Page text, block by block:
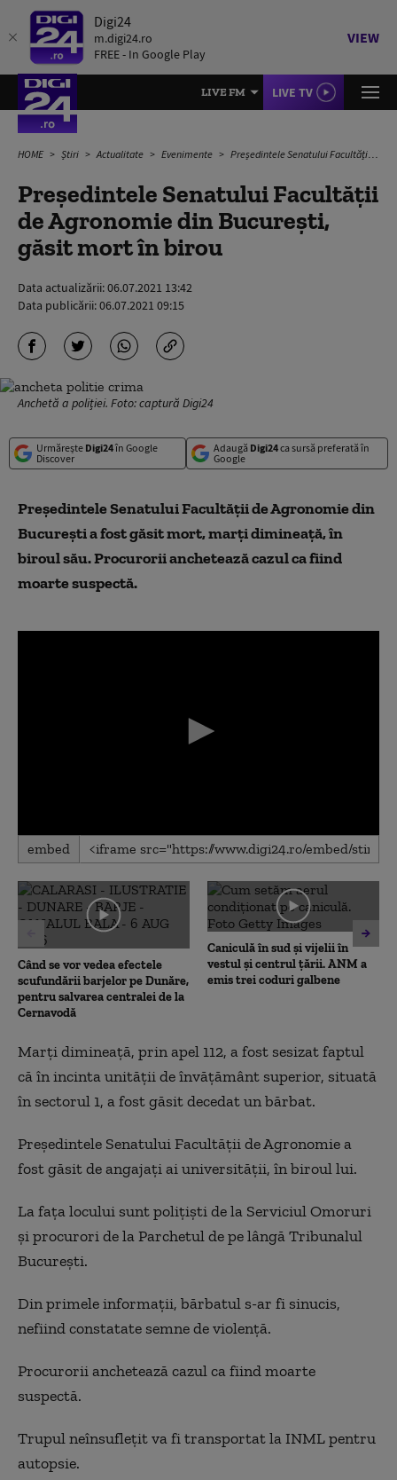
Digi24
m.digi24.ro
FREE - In Google Play
VIEW
LIVE FM LIVE TV
HOME Știri Actualitate Evenimente Președintele Senatului Facultății de Agronomie din București, găsit mort în birou
Președintele Senatului Facultății
de Agronomie din București,
găsit mort în birou
Data actualizării:06.07.2021 13:42
Data publicării:06.07.2021 09:15
Anchetă a poliției. Foto: captură Digi24
Urmărește Digi24în Google
Discover
Adaugă Digi24ca sursă preferată în
Google
Președintele Senatului Facultății de Agronomie din
București a fost găsit mort, marți dimineață, în
biroul său. Procurorii anchetează cazul ca fiind
moarte suspectă.
0
seconds
0
seconds
embed
Când se vor vedea efectele
scufundării barjelor pe Dunăre,
pentru salvarea centralei de la
Cernavodă
Caniculă în sud și vijelii în
vestul și centrul țării. ANM a
emis trei coduri galbene
Marți dimineață, prin apel 112, a fost sesizat faptul
că în incinta unității de învățământ superior, situată
în sectorul 1, a fost găsit decedat un bărbat.
Președintele Senatului Facultății de Agronomie a
fost găsit de angajați ai universității, în biroul lui.
La fața locului sunt polițiști de la Serviciul Omoruri
și procurori de la Parchetul de pe lângă Tribunalul
București.
Din primele informații, bărbatul s-ar fi sinucis,
nefiind constatate semne de violență.
Procurorii anchetează cazul ca fiind moarte
suspectă.
Trupul neînsuflețit va fi transportat la INML pentru
autopsie.